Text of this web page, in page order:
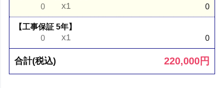
0
x1 0
【工事保証 5年】
0
x1 0
合計(税込) 220,000円